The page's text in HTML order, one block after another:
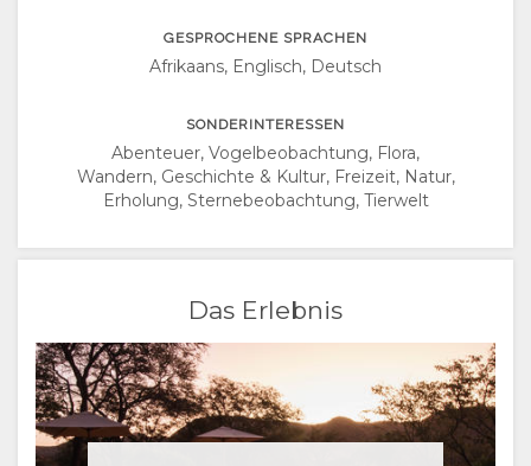
CHINESE
GESPROCHENE SPRACHEN
Afrikaans, Englisch, Deutsch
SONDERINTERESSEN
Abenteuer, Vogelbeobachtung, Flora,
Wandern, Geschichte & Kultur, Freizeit, Natur,
Erholung, Sternebeobachtung, Tierwelt
Das Erlebnis